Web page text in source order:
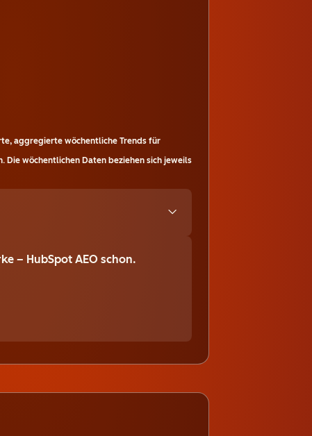
aggregierte wöchentliche Trends für
Die wöchentlichen Daten beziehen sich jeweils
– HubSpot AEO schon.